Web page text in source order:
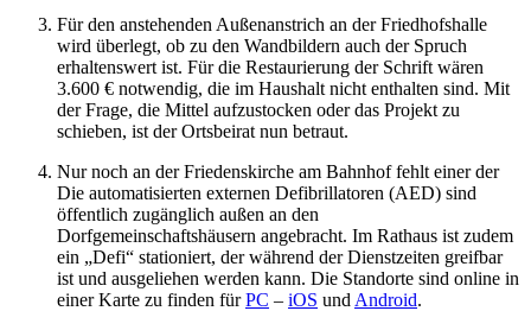
Für den anstehenden Außenanstrich an der Friedhofshalle
wird überlegt, ob zu den Wandbildern auch der Spruch
erhaltenswert ist. Für die Restaurierung der Schrift wären
3.600 € notwendig, die im Haushalt nicht enthalten sind. Mit
der Frage, die Mittel aufzustocken oder das Projekt zu
schieben, ist der Ortsbeirat nun betraut.
Nur noch an der Friedenskirche am Bahnhof fehlt einer der
Die automatisierten externen Defibrillatoren (AED) sind
öffentlich zugänglich außen an den
Dorfgemeinschaftshäusern angebracht. Im Rathaus ist zudem
ein „Defi“ stationiert, der während der Dienstzeiten greifbar
ist und ausgeliehen werden kann. Die Standorte sind online in
einer Karte zu finden fürPC – iOS und Android.